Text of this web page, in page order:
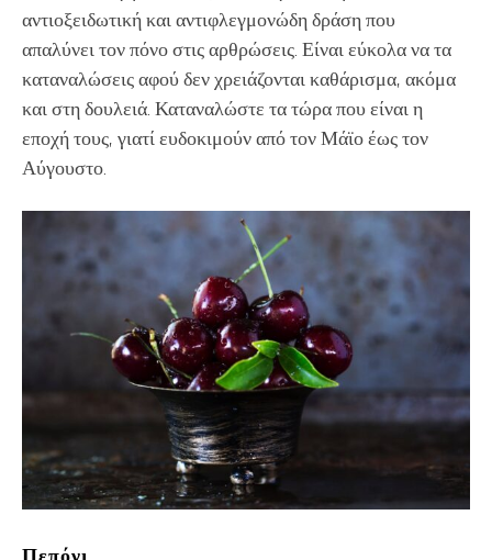
αντιοξειδωτική και αντιφλεγμονώδη δράση που
απαλύνει τον πόνο στις αρθρώσεις. Είναι εύκολα να τα
καταναλώσεις αφού δεν χρειάζονται καθάρισμα, ακόμα
και στη δουλειά. Καταναλώστε τα τώρα που είναι η
εποχή τους, γιατί ευδοκιμούν από τον Μάϊο έως τον
Αύγουστο.
Πεπόνι